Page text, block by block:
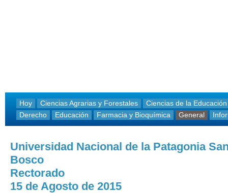
Hoy Ciencias Agrarias y Forestales
Ciencias de la Educación
Derecho
Educación Farmacia y Bioquímica General
Universidad Nacional de la Patagonia
Bosco
Rectorado
15 de Agosto de 2015